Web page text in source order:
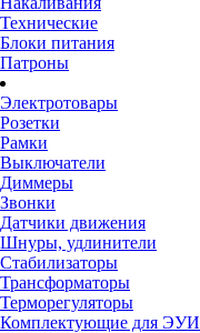
Технические
Блоки питания
Патроны
Электротовары
Розетки
Рамки
Выключатели
Диммеры
Звонки
Датчики движения
Шнуры, удлинители
Стабилизаторы
Трансформаторы
Терморегуляторы
Комплектующие для ЭУИ